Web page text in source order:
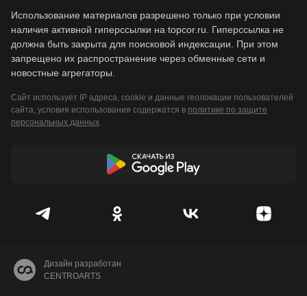
Использование материалов разрешено только при условии
наличия активной гиперссылки на topcor.ru. Гиперссылка не
должна быть закрыта для поисковой индексации. При этом
запрещено их распространение через обменные сети и
новостные агрегаторы.
Сайт использует IP адреса, cookie и данные геолокации пользователей
сайта, условия использования содержатся в политике по защите
персональных данных.
Дизайн разработан
CENTROARTS